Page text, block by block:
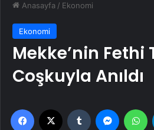
Anasayfa / Ekonomi
Ekonomi
Mekke’nin Fethi
Coşkuyla Anıldı
Facebook Tumblr